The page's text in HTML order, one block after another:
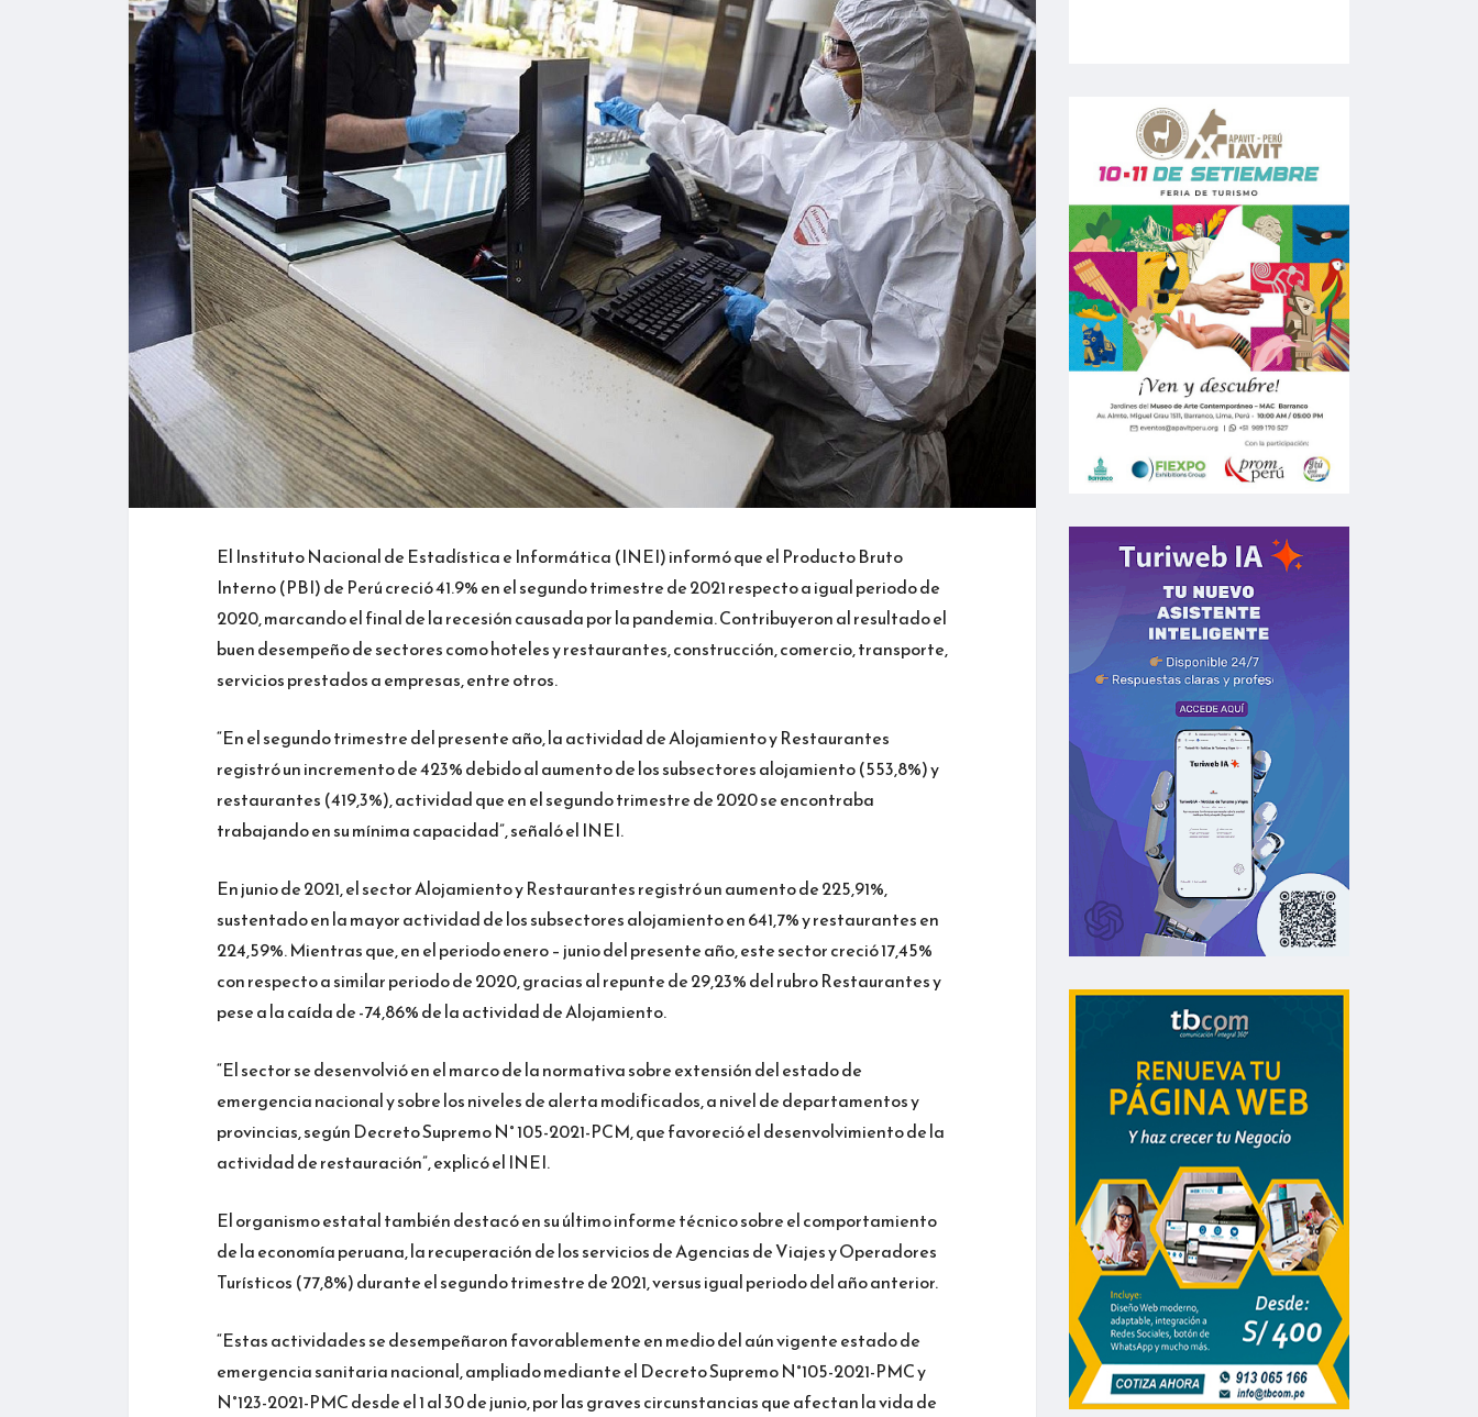
El Instituto Nacional de Estadística e Informática (INEI) informó que el Producto Bruto
Interno (PBI) de Perú creció 41.9% en el segundo trimestre de 2021 respecto a igual periodo de
2020, marcando el final de la recesión causada por la pandemia. Contribuyeron al resultado el
buen desempeño de sectores como hoteles y restaurantes, construcción, comercio, transporte,
servicios prestados a empresas, entre otros.
“En el segundo trimestre del presente año, la actividad de Alojamiento y Restaurantes
registró un incremento de 423% debido al aumento de los subsectores alojamiento (553,8%) y
restaurantes (419,3%), actividad que en el segundo trimestre de 2020 se encontraba
trabajando en su mínima capacidad”, señaló el INEI.
En junio de 2021, el sector Alojamiento y Restaurantes registró un aumento de 225,91%,
sustentado en la mayor actividad de los subsectores alojamiento en 641,7% y restaurantes en
224,59%. Mientras que, en el periodo enero – junio del presente año, este sector creció 17,45%
con respecto a similar periodo de 2020, gracias al repunte de 29,23% del rubro Restaurantes y
pese a la caída de -74,86% de la actividad de Alojamiento.
“El sector se desenvolvió en el marco de la normativa sobre extensión del estado de
emergencia nacional y sobre los niveles de alerta modificados, a nivel de departamentos y
provincias, según Decreto Supremo N° 105-2021-PCM, que favoreció el desenvolvimiento de la
actividad de restauración”, explicó el INEI.
El organismo estatal también destacó en su último informe técnico sobre el comportamiento
de la economía peruana, la recuperación de los servicios de Agencias de Viajes y Operadores
Turísticos (77,8%) durante el segundo trimestre de 2021, versus igual periodo del año anterior.
“Estas actividades se desempeñaron favorablemente en medio del aún vigente estado de
emergencia sanitaria nacional, ampliado mediante el Decreto Supremo N°105-2021-PMC y
N°123-2021-PMC desde el 1 al 30 de junio, por las graves circunstancias que afectan la vida de